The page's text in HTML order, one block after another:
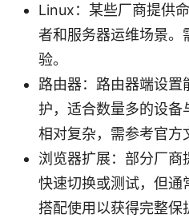
Linux：某些厂商提供
者和服务器运维场景。
验。
路由器：路由器端设
护，适合数量多的设备
相对复杂，需参考官方
浏览器扩展：部分厂商
快速切换或测试，但通
搭配使用以获得完整保